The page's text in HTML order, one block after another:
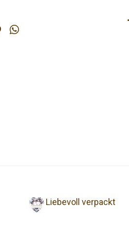
Liebevoll verpackt